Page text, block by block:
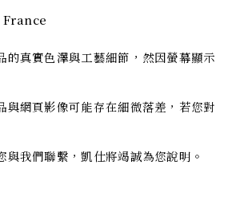
France
的真實色澤與工藝細節，然因螢幕顯示
與網頁影像可能存在細微落差，若您對
與我們聯繫，凱仕將竭誠為您說明。